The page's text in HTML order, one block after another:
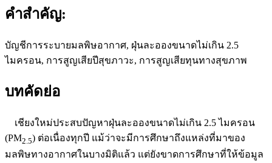
คำสำคัญ:
บัญชีการระบายมลพิษอากาศ, ฝุ่นละอองขนาดไม่เกิน 2.5
ไมครอน, การสูญเสียปีสุขภาวะ, การสูญเสียทุนทางสุขภาพ
บทคัดย่อ
เชียงใหม่ประสบปัญหาฝุ่นละอองขนาดไม่เกิน 2.5 ไมครอน
(PM2.5) ต่อเนื่องทุกปี แม้ว่าจะมีการศึกษาถึงแหล่งที่มาของ
มลพิษทางอากาศในบางมิติแล้ว แต่ยังขาดการศึกษาที่ให้ข้อมูล